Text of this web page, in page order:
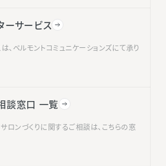
ーサービス
、ベルモントコミュニケーションズにて承り
談窓口 一覧
サロンづくりに関するご相談は、こちらの窓